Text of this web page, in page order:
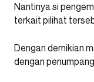
Nantinya si
terkait pilihat
Dengan demikian
dengan